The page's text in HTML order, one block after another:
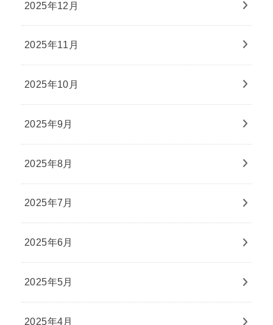
2025年12月
2025年11月
2025年10月
2025年9月
2025年8月
2025年7月
2025年6月
2025年5月
2025年4月